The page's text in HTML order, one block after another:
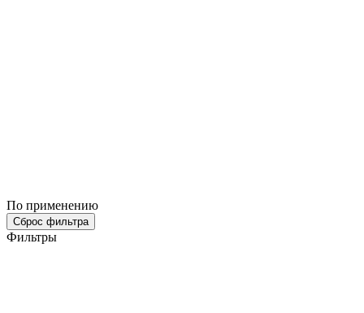
По применению
Сброс фильтра
Фильтры